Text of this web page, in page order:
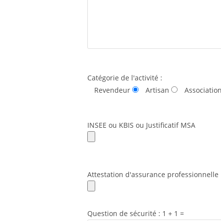
Catégorie de l'activité :
Revendeur
Artisan Association
INSEE ou KBIS ou Justificatif MSA
Attestation d'assurance professionnelle
Question de sécurité : 1 + 1 =